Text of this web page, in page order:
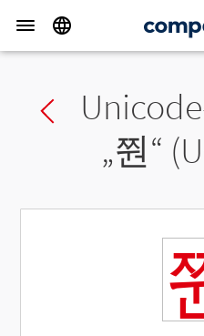
Previous char
„쭨“